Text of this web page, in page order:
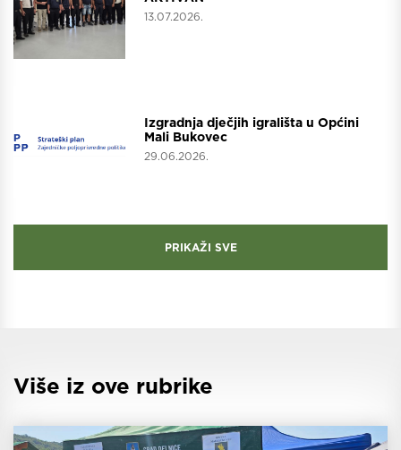
13.07.2026.
Izgradnja dječjih igrališta u Općini
Mali Bukovec
29.06.2026.
PRIKAŽI SVE
Više iz ove rubrike